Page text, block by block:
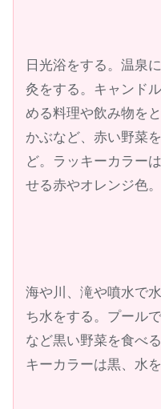
日光浴をする。温泉
灸をする。キャンド
める料理や飲み物を
かぶなど、赤い野菜
ど。ラッキーカラー
せる赤やオレンジ色。
海や川、滝や噴水で
ち水をする。プール
など黒い野菜を食べ
キーカラーは黒、水